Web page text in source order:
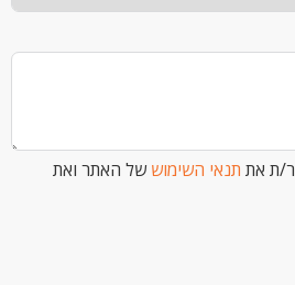
תנאי השימוש של האתר ואת